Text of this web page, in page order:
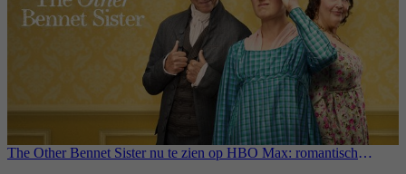
The Other Bennet Sister nu te zien op HBO Max: romantisch